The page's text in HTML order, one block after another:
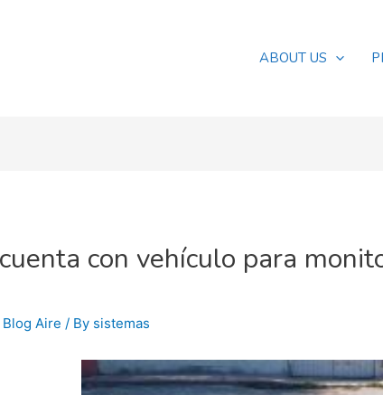
ABOUT US
con vehículo para
Blog Aire / By sistemas